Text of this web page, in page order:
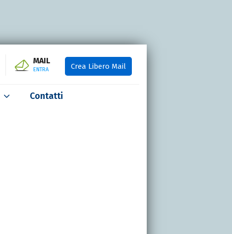
MAIL
ENTRA Crea Libero Mail
Contatti